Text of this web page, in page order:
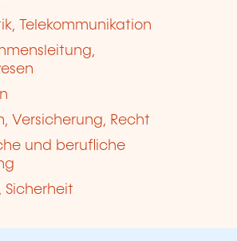
Telekommunikation
Versicherung, Recht
und berufliche
Sicherheit